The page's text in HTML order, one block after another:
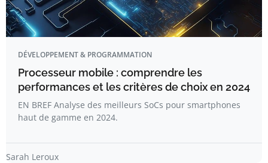
DÉVELOPPEMENT & PROGRAMMATION
Processeur mobile : comprendre les
performances et les critères de choix en 2024
EN BREF Analyse des meilleurs SoCs pour smartphones
haut de gamme en 2024.
Sarah Leroux